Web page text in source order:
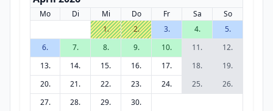
Mo Di Mi Do Fr Sa
So
1.
2. 3. 4.
5.
6.
7. 8. 9. 10. 11.
12.
13.
14. 15. 16. 17. 18.
19.
20.
21. 22. 23. 24. 25.
26.
27.
28. 29. 30.